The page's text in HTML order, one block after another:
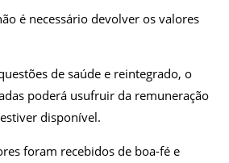
é necessário devolver os valores
de saúde e reintegrado, o
poderá usufruir da remuneração
disponível.
foram recebidos de boa-fé e